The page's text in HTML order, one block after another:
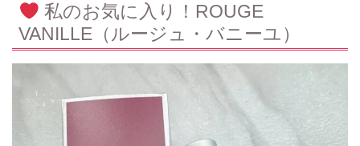
私のお気に入り！ROUGE
VANILLE（ルージュ・バニーユ）